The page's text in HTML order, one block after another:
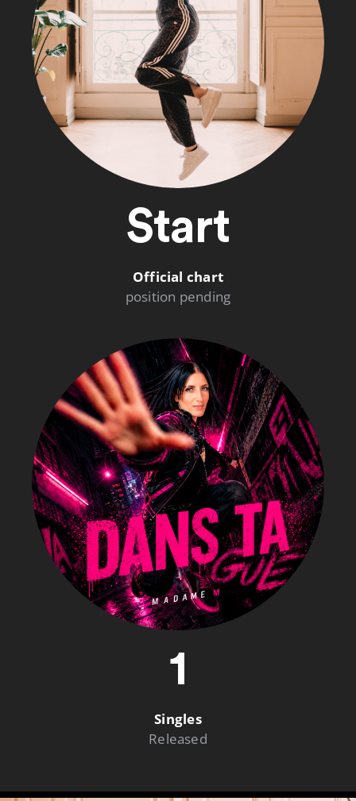
Start
Official chart
position pending
1
Singles
Released